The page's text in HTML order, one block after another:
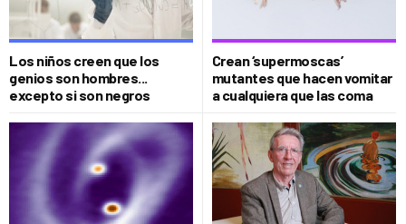
Los niños creen que los
genios son hombres...
excepto si son negros
Crean ‘supermoscas’
mutantes que hacen vomitar
a cualquiera que las coma